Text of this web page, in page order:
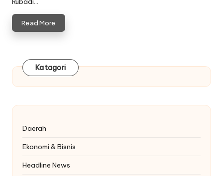
Read More
Katagori
Daerah
Ekonomi & Bisnis
Headline News